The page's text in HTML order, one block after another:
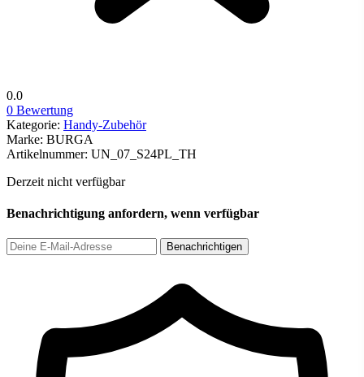
0.0
0 Bewertung
Kategorie: Handy-Zubehör
Marke: BURGA
Artikelnummer: UN_07_S24PL_TH
Derzeit nicht verfügbar
Benachrichtigung anfordern, wenn verfügbar
Benachrichtigen